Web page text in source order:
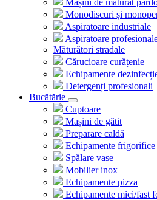
Mașini de măturat
Monodiscuri și
Aspiratoare industriale
Aspiratoare
Măturători stradale
Cărucioare curățenie
Echipamente
Detergenți profesionali
Bucătărie
Cuptoare
Mașini de gătit
Preparare caldă
Echipamente frigorifice
Spălare vase
Mobilier inox
Echipamente pizza
Echipamente mici/fast